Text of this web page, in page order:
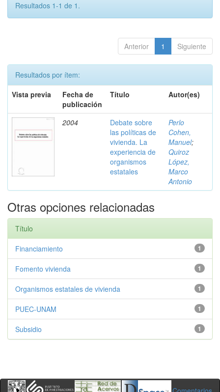
Resultados 1-1 de 1.
Anterior 1 Siguiente
Resultados por ítem:
Vista previa
Fecha de
publicación
Título Autor(es)
2004
Debate sobre
las políticas de
vivienda. La
experiencia de
organismos
estatales
Perlo
Cohen,
Manuel;
Quiroz
López,
Marco
Antonio
Otras opciones relacionadas
Título
1
Financiamiento
1
Fomento vivienda
1
Organismos estatales de vivienda
1
PUEC-UNAM
1
Subsidio